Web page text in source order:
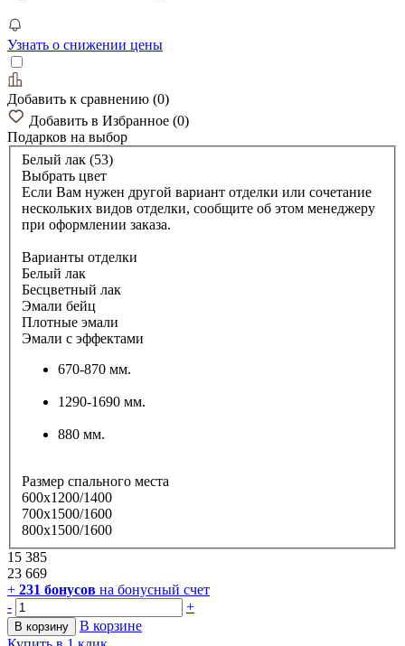
Узнать о снижении цены
Добавить к сравнению (0)
Добавить в Избранное (0)
Подарков на выбор
Белый лак (53)
Выбрать цвет
Если Вам нужен другой вариант отделки или сочетание
нескольких видов отделки, сообщите об этом менеджеру
при оформлении заказа.
Варианты отделки
Белый лак
Бесцветный лак
Эмали бейц
Плотные эмали
Эмали с эффектами
670-870 мм.
1290-1690 мм.
880 мм.
Размер спального места
600х1200/1400
700х1500/1600
800х1500/1600
15 385
23 669
+ 231 бонусов на бонусный счет
-
+
В корзину
В корзине